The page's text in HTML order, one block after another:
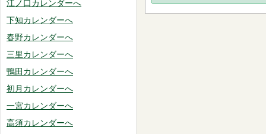
江ノ口カレンダーへ
下知カレンダーへ
春野カレンダーへ
三里カレンダーへ
鴨田カレンダーへ
初月カレンダーへ
一宮カレンダーへ
高須カレンダーへ